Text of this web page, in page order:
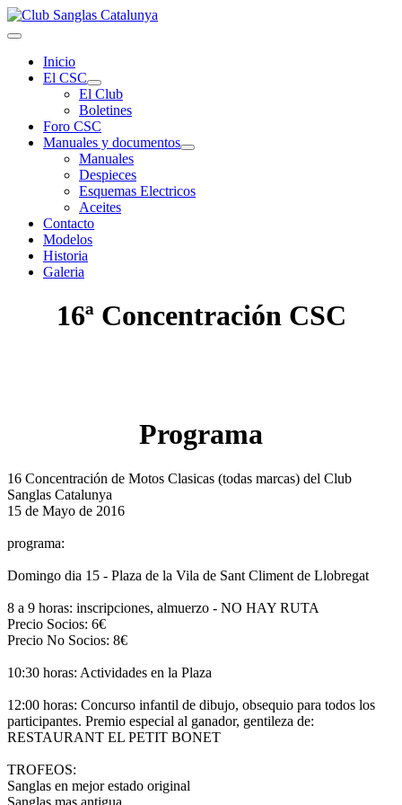
Inicio
El CSC
El Club
Boletines
Foro CSC
Manuales y documentos
Manuales
Despieces
Esquemas Electricos
Aceites
Contacto
Modelos
Historia
Galeria
16ª Concentración CSC
Programa
16 Concentración de Motos Clasicas (todas marcas) del Club
Sanglas Catalunya
15 de Mayo de 2016
programa:
Domingo dia 15 - Plaza de la Vila de Sant Climent de Llobregat
8 a 9 horas: inscripciones, almuerzo - NO HAY RUTA
Precio Socios: 6€
Precio No Socios: 8€
10:30 horas: Actividades en la Plaza
12:00 horas: Concurso infantil de dibujo, obsequio para todos los
participantes. Premio especial al ganador, gentileza de:
RESTAURANT EL PETIT BONET
TROFEOS:
Sanglas en mejor estado original
Sanglas mas antigua